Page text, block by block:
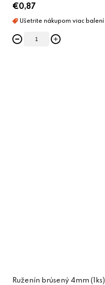
€0,87
Ruženín brúsený 4mm (1ks)